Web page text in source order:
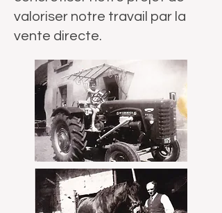
valoriser notre travail par la
vente directe.